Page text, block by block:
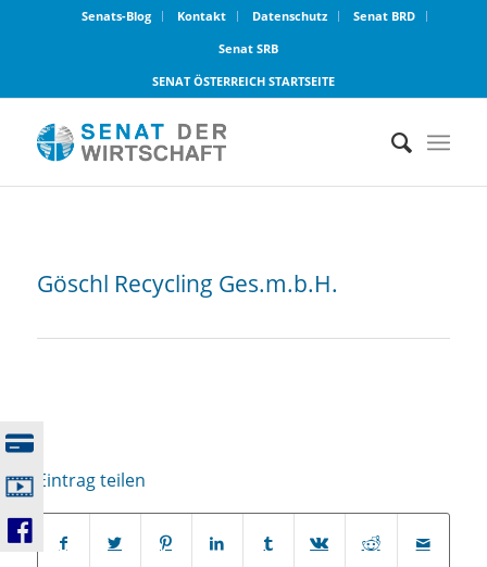
Senats-Blog Kontakt Datenschutz
Senat BRD
Senat SRB
SENAT ÖSTERREICH STARTSEITE
Göschl Recycling Ges.m.b.H.
Eintrag teilen